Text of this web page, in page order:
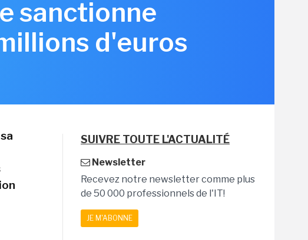
sanctionne
d'euros
SUIVRE TOUTE L'ACTUALITÉ
Newsletter
Recevez notre newsletter comme plus
de 50 000 professionnels de l'IT!
JE M'ABONNE